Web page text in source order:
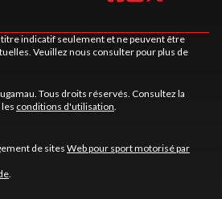
indicatif seulement et ne peuvent être
Veuillez nous consulter pour plus de
Tous droits réservés. Consultez la
les conditions d'utilisation
de sitesWeb pour sport motorisé par